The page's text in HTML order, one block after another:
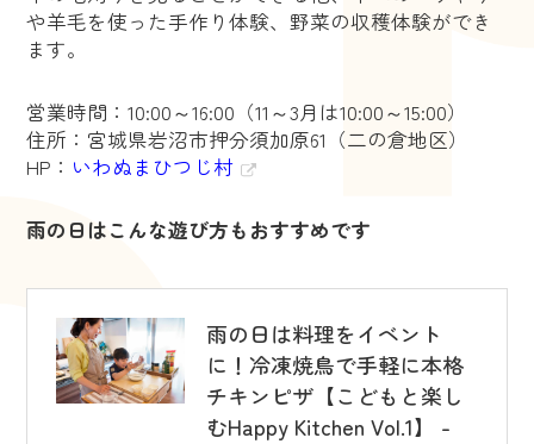
や羊毛を使った手作り体験、野菜の収穫体験ができ
ます。
営業時間：10:00～16:00（11～3月は10:00～15:00）
住所：宮城県岩沼市押分須加原61（二の倉地区）
HP： いわぬまひつじ村
雨の日はこんな遊び方もおすすめです
雨の日は料理をイベント
に！冷凍焼鳥で手軽に本格
チキンピザ【こどもと楽し
むHappy Kitchen Vol.1】 -